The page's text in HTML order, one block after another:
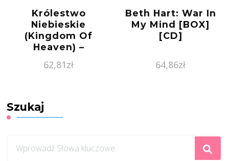
Królestwo
Niebieskie
(Kingdom Of
Heaven) –
62,81zł
Beth Hart: War In
My Mind [BOX]
[CD]
64,86zł
Szukaj
czegoś?